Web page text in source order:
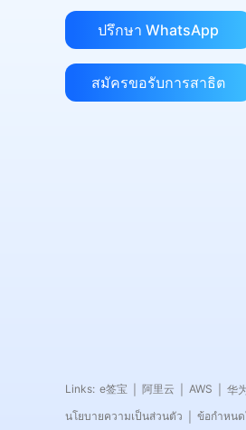
ปรึกษา WhatsApp
สมัครขอรับการสาธิต
Links: e签宝 阿里云 AWS
华
นโยบายความเป็นส่วนตัว
ข้อกำหนด